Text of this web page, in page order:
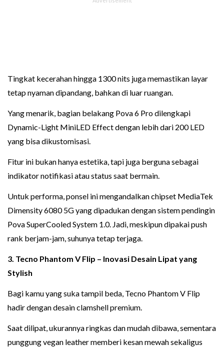
Tingkat kecerahan hingga 1300 nits juga memastikan layar
tetap nyaman dipandang, bahkan di luar ruangan.
Yang menarik, bagian belakang Pova 6 Pro dilengkapi
Dynamic-Light MiniLED Effect dengan lebih dari 200 LED
yang bisa dikustomisasi.
Fitur ini bukan hanya estetika, tapi juga berguna sebagai
indikator notifikasi atau status saat bermain.
Untuk performa, ponsel ini mengandalkan chipset MediaTek
Dimensity 6080 5G yang dipadukan dengan sistem pendingin
Pova SuperCooled System 1.0. Jadi, meskipun dipakai push
rank berjam-jam, suhunya tetap terjaga.
3. Tecno Phantom V Flip – Inovasi Desain Lipat yang
Stylish
Bagi kamu yang suka tampil beda, Tecno Phantom V Flip
hadir dengan desain clamshell premium.
Saat dilipat, ukurannya ringkas dan mudah dibawa, sementara
punggung vegan leather memberi kesan mewah sekaligus